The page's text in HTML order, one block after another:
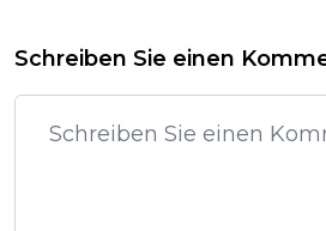
Schreiben Sie einen